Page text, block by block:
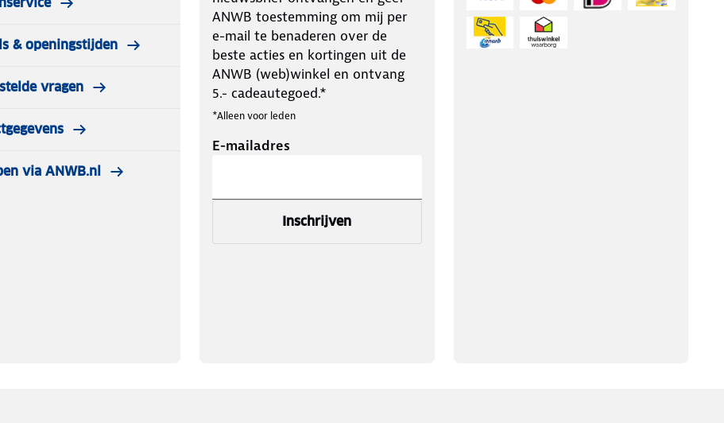
stoffen.
& openingstijden
vragen
via ANWB.nl
ANWB toestemming om mij per
e-mail te benaderen over de
beste acties en kortingen uit de
ANWB (web)winkel en ontvang
5.- cadeautegoed.*
*Alleen voor leden
E-mailadres
Inschrijven